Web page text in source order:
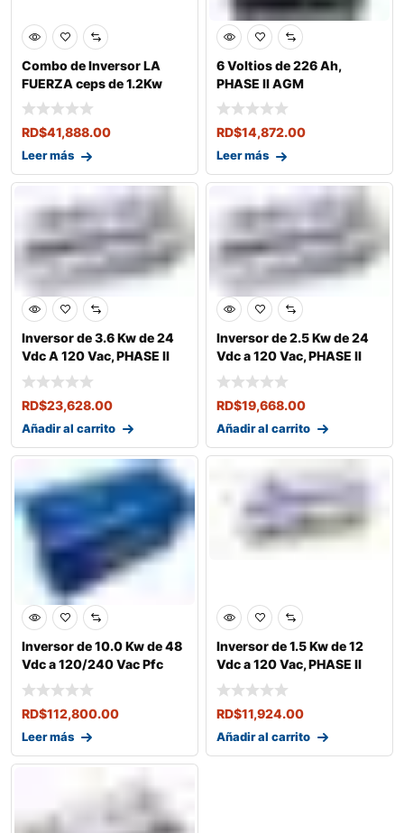
Combo de Inversor LA
FUERZA ceps de 1.2Kw
con 2 Baterias
RD$41,888.00
Leer más
6 Voltios de 226 Ah,
PHASE ll AGM
RD$14,872.00
Leer más
Inversor de 3.6 Kw de 24
Vdc A 120 Vac, PHASE II
RD$23,628.00
Añadir al carrito
Inversor de 2.5 Kw de 24
Vdc a 120 Vac, PHASE II
RD$19,668.00
Añadir al carrito
Inversor de 10.0 Kw de 48
Vdc a 120/240 Vac Pfc
prime, P
RD$112,800.00
Leer más
Inversor de 1.5 Kw de 12
Vdc a 120 Vac, PHASE II
RD$11,924.00
Añadir al carrito